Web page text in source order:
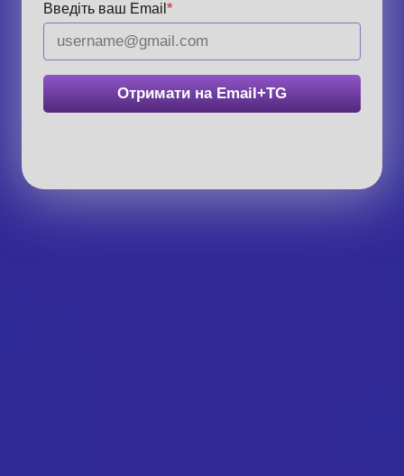
Введіть ваш Email *
Отримати на Email+TG